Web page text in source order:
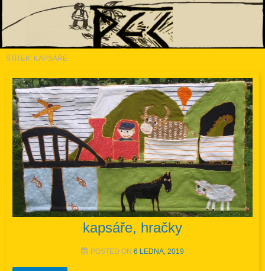
ŠTÍTEK: KAPSÁŘE
kapsáře, hračky
POSTED ON 6 LEDNA, 2019